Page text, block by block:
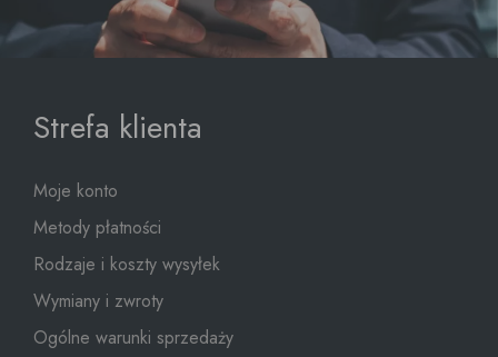
Strefa klienta
Moje konto
Metody płatności
Rodzaje i koszty wysyłek
Wymiany i zwroty
Ogólne warunki sprzedaży